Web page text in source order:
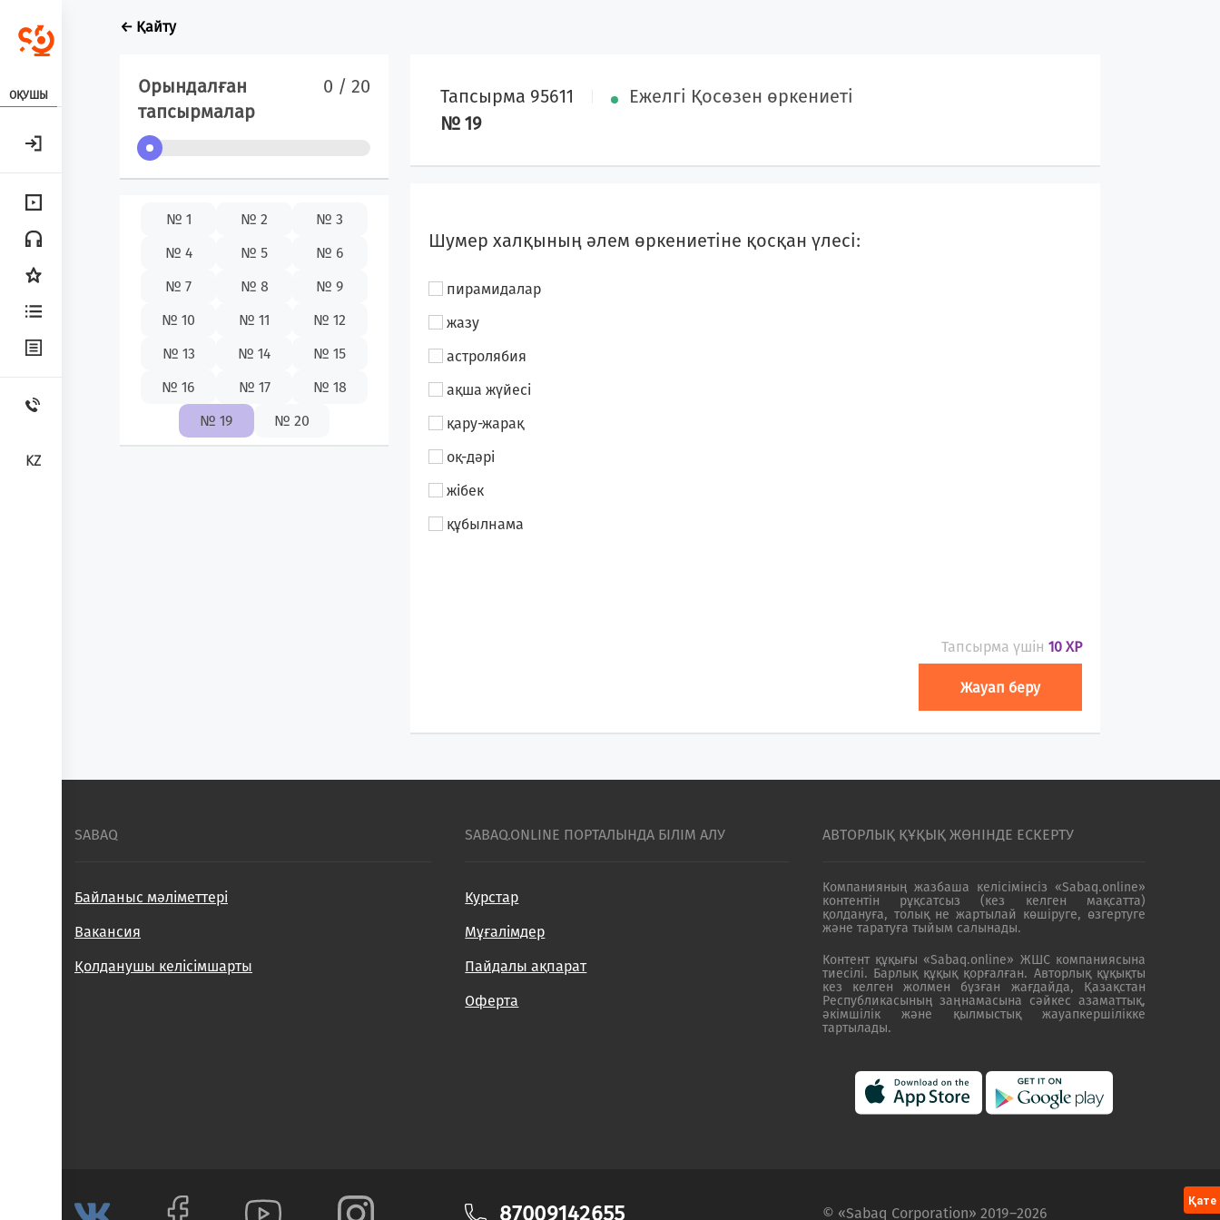
ОҚУШЫ
KZ
← Қайту
Орындалған
тапсырмалар
0 / 20
№ 1 № 2
№ 3
№ 4
№ 5
№ 6
№ 7
№ 8
№ 9
№ 10
№ 11
№ 12
№ 13
№ 14
№ 15
№ 16
№ 17
№ 18
№ 19
№ 20
Тапсырма 95611
Ежелгі Қосөзен өркениеті
№ 19
Шумер халқының әлем өркениетіне қосқан үлесі:
пирамидалар
жазу
астролябия
ақша жүйесі
қару-жарақ
оқ-дәрі
жібек
құбылнама
Тапсырма үшін 10 XP
Жауап беру
Қате
SABAQ
Байланыс мәліметтері
Вакансия
Қолданушы келісімшарты
SABAQ.ONLINE ПОРТАЛЫНДА БІЛІМ АЛУ
Курстар
Мұғалімдер
Пайдалы ақпарат
Оферта
АВТОРЛЫҚ ҚҰҚЫҚ ЖӨНІНДЕ ЕСКЕРТУ
Компанияның жазбаша келісімінсіз «Sabaq.online»
контентін рұқсатсыз (кез келген мақсатта)
қолдануға, толық не жартылай көшіруге, өзгертуге
және таратуға тыйым салынады.
Контент құқығы «Sabaq.online» ЖШС компаниясына
тиесілі. Барлық құқық қорғалған. Авторлық құқықты
кез келген жолмен бұзған жағдайда, Қазақстан
Республикасының заңнамасына сәйкес азаматтық,
әкімшілік және қылмыстық жауапкершілікке
тартылады.
87009142655 © «Sabaq Corporation» 2019–2026